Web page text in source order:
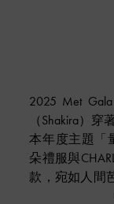
2025 Met
（Shakira）穿
本年度主題「
朵禮服與
款，宛如人間